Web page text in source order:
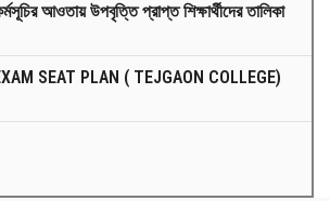
আওতায় উপবৃত্তি প্রাপ্ত শিক্ষার্থীদের তালিকা
SEAT PLAN ( TEJGAON COLLEGE)